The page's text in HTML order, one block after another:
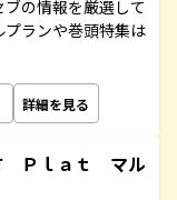
の情報を厳選して
ランや巻頭特集は
詳細を見る
Ｐｌａｔ マル